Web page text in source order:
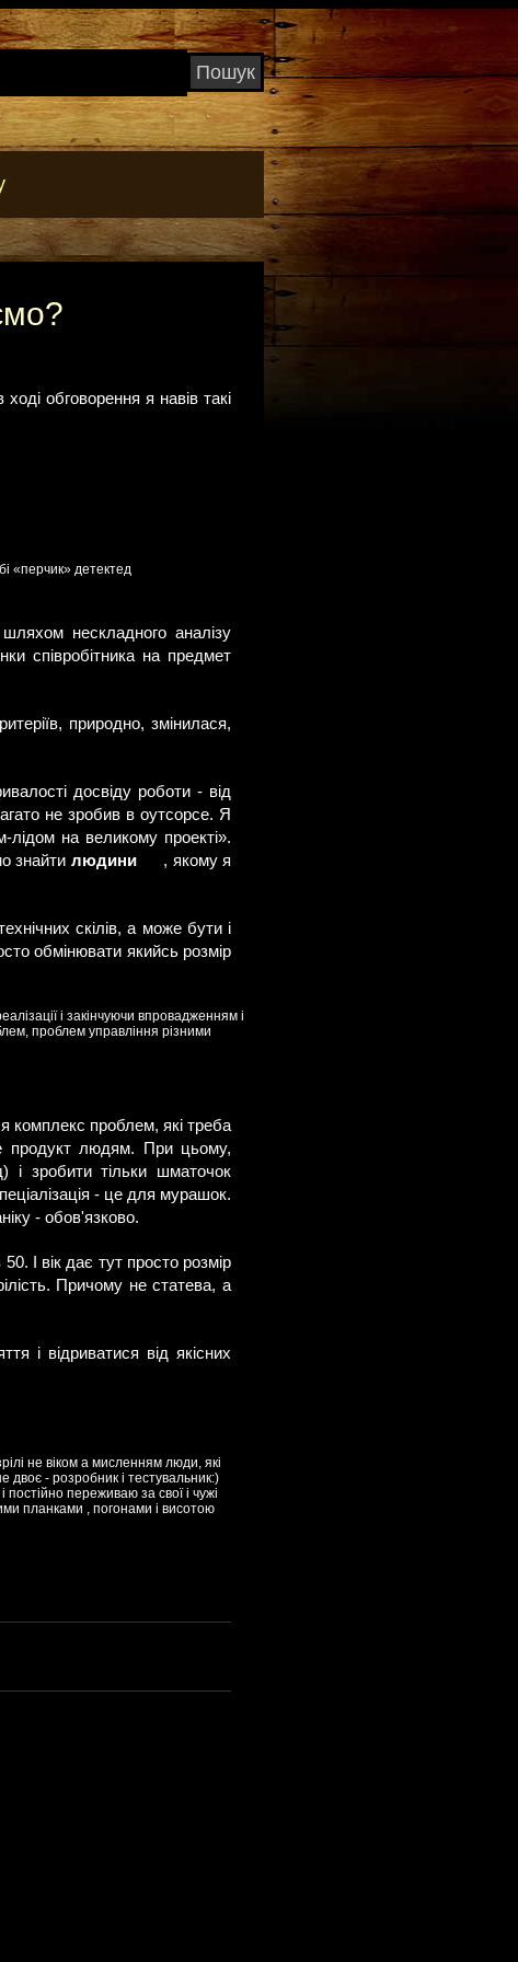
обговорення я навів такі
«перчик» детектед
нескладного аналізу
співробітника на предмет
природно, змінилася,
досвіду роботи - від
не зробив в оутсорсе. Я
лідом на великому проекті».
знайти людини
, якому я
скілів, а може бути і
обмінювати якийсь розмір
і закінчуючи впровадженням і
проблем управління різними
комплекс проблем, які треба
продукт людям. При цьому,
і зробити тільки шматочок
- це для мурашок.
- обов'язково.
І вік дає тут просто розмір
Причому не статева, а
і відриватися від якісних
не віком а мисленням люди, які
- розробник і тестувальник:)
переживаю за свої і чужі
планками , погонами і висотою